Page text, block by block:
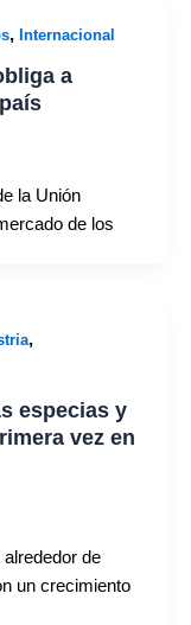
, Internacional
a
la Unión
de los
,
especias y
vez en
de
un crecimiento